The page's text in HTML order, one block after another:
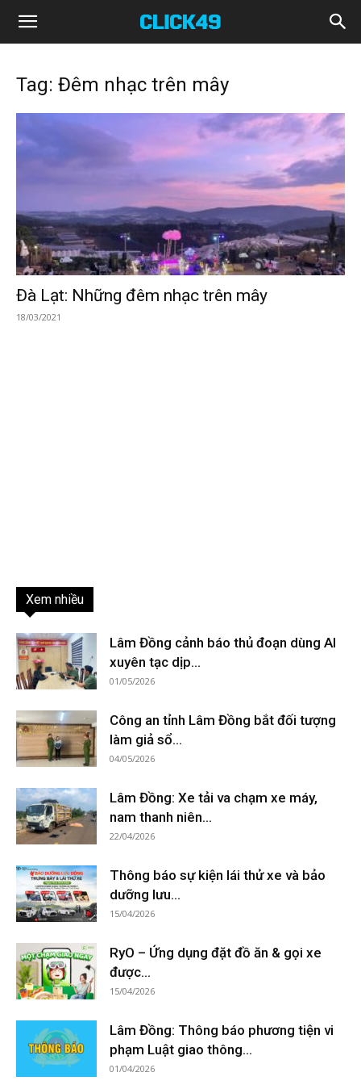
Click49
Tag: Đêm nhạc trên mây
Đà Lạt: Những đêm nhạc trên mây
18/03/2021
Xem nhiều
Lâm Đồng cảnh báo thủ đoạn dùng AI
xuyên tạc dịp...
01/05/2026
Công an tỉnh Lâm Đồng bắt đối tượng
làm giả sổ...
04/05/2026
Lâm Đồng: Xe tải va chạm xe máy,
nam thanh niên...
22/04/2026
Thông báo sự kiện lái thử xe và bảo
dưỡng lưu...
15/04/2026
RyO – Ứng dụng đặt đồ ăn & gọi xe
được...
15/04/2026
Lâm Đồng: Thông báo phương tiện vi
phạm Luật giao thông...
01/04/2026